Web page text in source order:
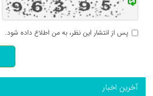
پس از انتشار این نظر، به من اطلاع داده شود.
آخرین اخبار